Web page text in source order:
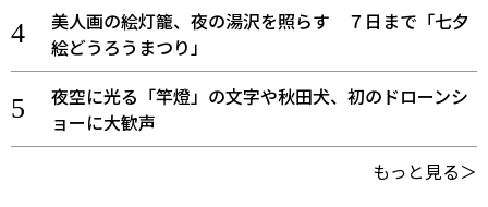
美人画の絵灯籠、夜の湯沢を照らす ７日まで「七夕
絵どうろうまつり」
夜空に光る「竿燈」の文字や秋田犬、初のドローンシ
ョーに大歓声
もっと見る＞